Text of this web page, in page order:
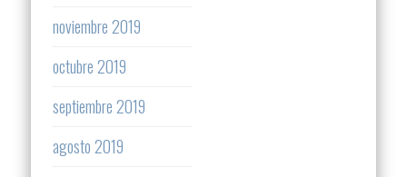
noviembre 2019
octubre 2019
septiembre 2019
agosto 2019